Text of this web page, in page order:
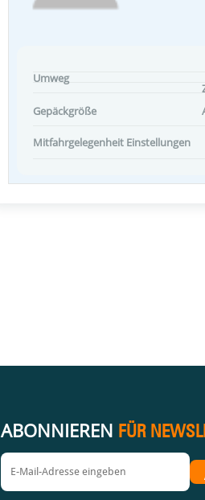
Umweg
Gepäckgröße
Mitfahrgelegenheit Einstellungen
ABONNIEREN FÜR